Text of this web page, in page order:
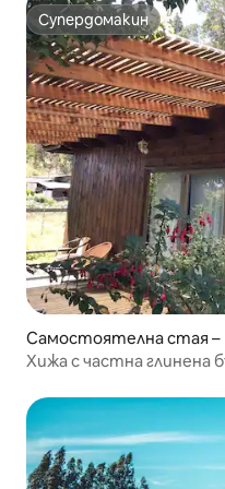
Супердомакин
Супердомакин
Самостоятелна стая –
Хижа с частна глинена